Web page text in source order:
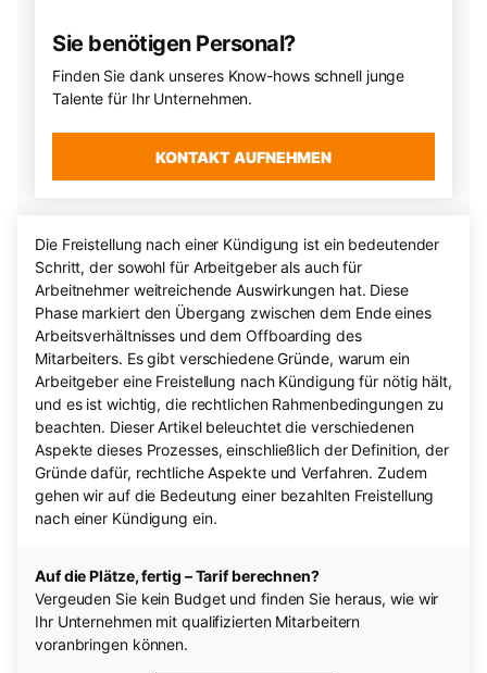
Sie benötigen Personal?
Finden Sie dank unseres Know-hows schnell junge
Talente für Ihr Unternehmen.
KONTAKT AUFNEHMEN
Die Freistellung nach einer Kündigung ist ein bedeutender
Schritt, der sowohl für Arbeitgeber als auch für
Arbeitnehmer weitreichende Auswirkungen hat. Diese
Phase markiert den Übergang zwischen dem Ende eines
Arbeitsverhältnisses und dem Offboarding des
Mitarbeiters. Es gibt verschiedene Gründe, warum ein
Arbeitgeber eine Freistellung nach Kündigung für nötig hält,
und es ist wichtig, die rechtlichen Rahmenbedingungen zu
beachten. Dieser Artikel beleuchtet die verschiedenen
Aspekte dieses Prozesses, einschließlich der Definition, der
Gründe dafür, rechtliche Aspekte und Verfahren. Zudem
gehen wir auf die Bedeutung einer bezahlten Freistellung
nach einer Kündigung ein.
Auf die Plätze, fertig – Tarif berechnen?
Vergeuden Sie kein Budget und finden Sie heraus, wie wir
Ihr Unternehmen mit qualifizierten Mitarbeitern
voranbringen können.